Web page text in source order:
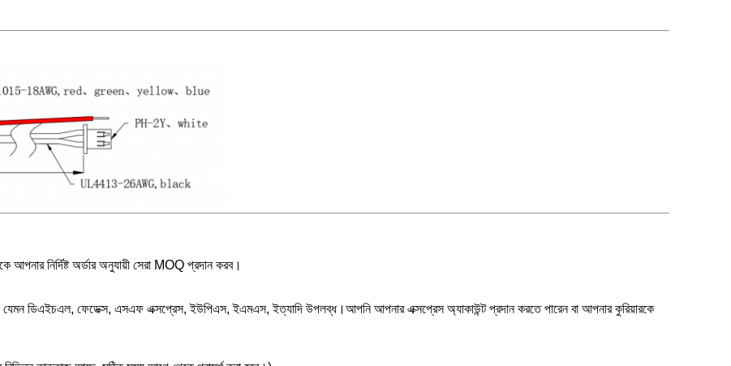
নির্দিষ্ট অর্ডার অনুযায়ী সেরা MOQ প্রদান করব।
ডিএইচএল, ফেডেক্স, এসএফ এক্সপ্রেস, ইউপিএস, ইএমএস, ইত্যাদি উপলব্ধ।আপনি আপনার এক্সপ্রেস অ্যাকাউন্ট প্রদান করতে পারেন বা আপনার কুরিয়ারকে